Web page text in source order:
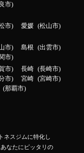
市
市 愛媛
松山市
市 島根
出雲市
市
市 長崎
長崎市
市 宮崎
宮崎市
那覇市
ネスジムに特化し
なたにピッタリの